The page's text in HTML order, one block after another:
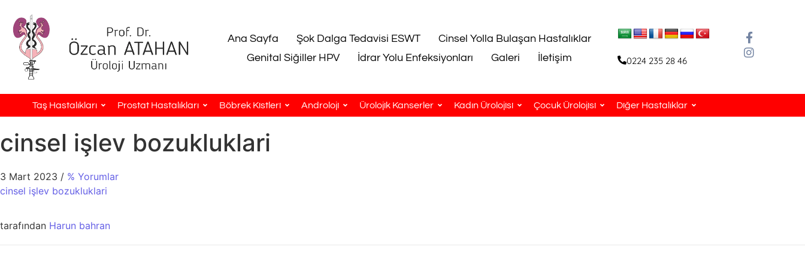
Ana Sayfa Şok Dalga Tedavisi ESWT
Cinsel Yolla Bulaşan Hastalıklar
Genital Siğiller HPV
İdrar Yolu Enfeksiyonları Galeri İletişim 0224 235 28 46
Taş Hastalıkları Prostat Hastalıkları Böbrek Kistleri Androloji Ürolojik Kanserler Kadın Ürolojisi Çocuk Ürolojisi Diğer Hastalıklar
cinsel işlev bozukluklari
3 Mart 2023 / % Yorumlar
cinsel işlev bozukluklari
tarafından Harun bahran